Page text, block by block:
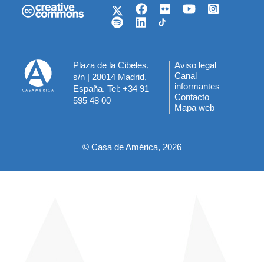
Plaza de la Cibeles,
s/n | 28014 Madrid,
España. Tel: +34 91
595 48 00
Menú
del
pie
Aviso legal
Canal
informantes
Contacto
Mapa web
© Casa de América, 2026